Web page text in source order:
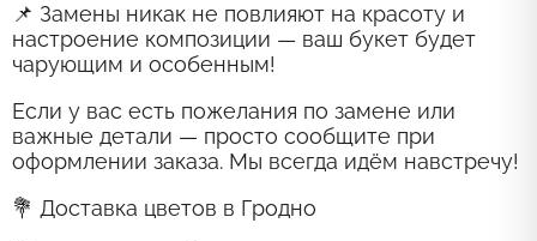
📌 Замены никак не повлияют на красоту и
настроение композиции — ваш букет будет
чарующим и особенным!
Если у вас есть пожелания по замене или
важные детали — просто сообщите при
оформлении заказа. Мы всегда идём навстречу!
💐 Доставка цветов в Гродно